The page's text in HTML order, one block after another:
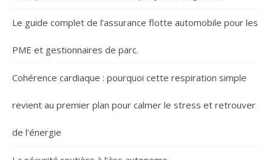
Le guide complet de l’assurance flotte automobile pour les
PME et gestionnaires de parc.
Cohérence cardiaque : pourquoi cette respiration simple
revient au premier plan pour calmer le stress et retrouver
de l’énergie